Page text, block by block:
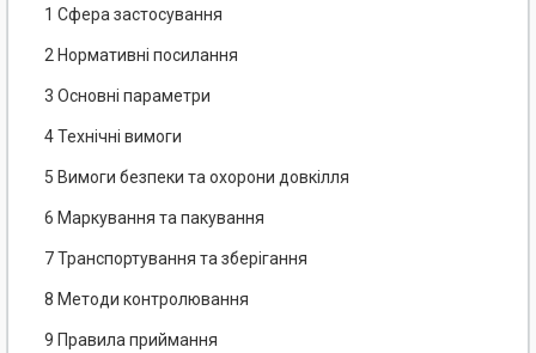
1 Сфера застосування
2 Нормативні посилання
3 Основні параметри
4 Технічні вимоги
5 Вимоги безпеки та охорони довкілля
6 Маркування та пакування
7 Транспортування та зберігання
8 Методи контролювання
9 Правила приймання